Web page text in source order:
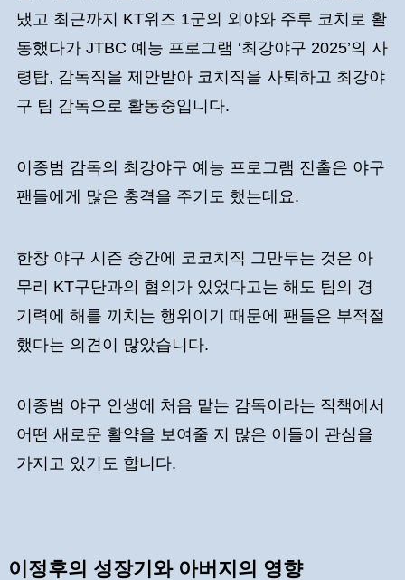
냈고 최근까지 KT위즈 1군의 외야와 주루 코치로 활
동했다가 JTBC 예능 프로그램 ‘최강야구 2025’의 사
령탑, 감독직을 제안받아 코치직을 사퇴하고 최강야
구 팀 감독으로 활동중입니다.
이종범 감독의 최강야구 예능 프로그램 진출은 야구
팬들에게 많은 충격을 주기도 했는데요.
한창 야구 시즌 중간에 코코치직 그만두는 것은 아
무리 KT구단과의 협의가 있었다고는 해도 팀의 경
기력에 해를 끼치는 행위이기 때문에 팬들은 부적절
했다는 의견이 많았습니다.
이종범 야구 인생에 처음 맡는 감독이라는 직책에서
어떤 새로운 활약을 보여줄 지 많은 이들이 관심을
가지고 있기도 합니다.
이정후의 성장기와 아버지의 영향